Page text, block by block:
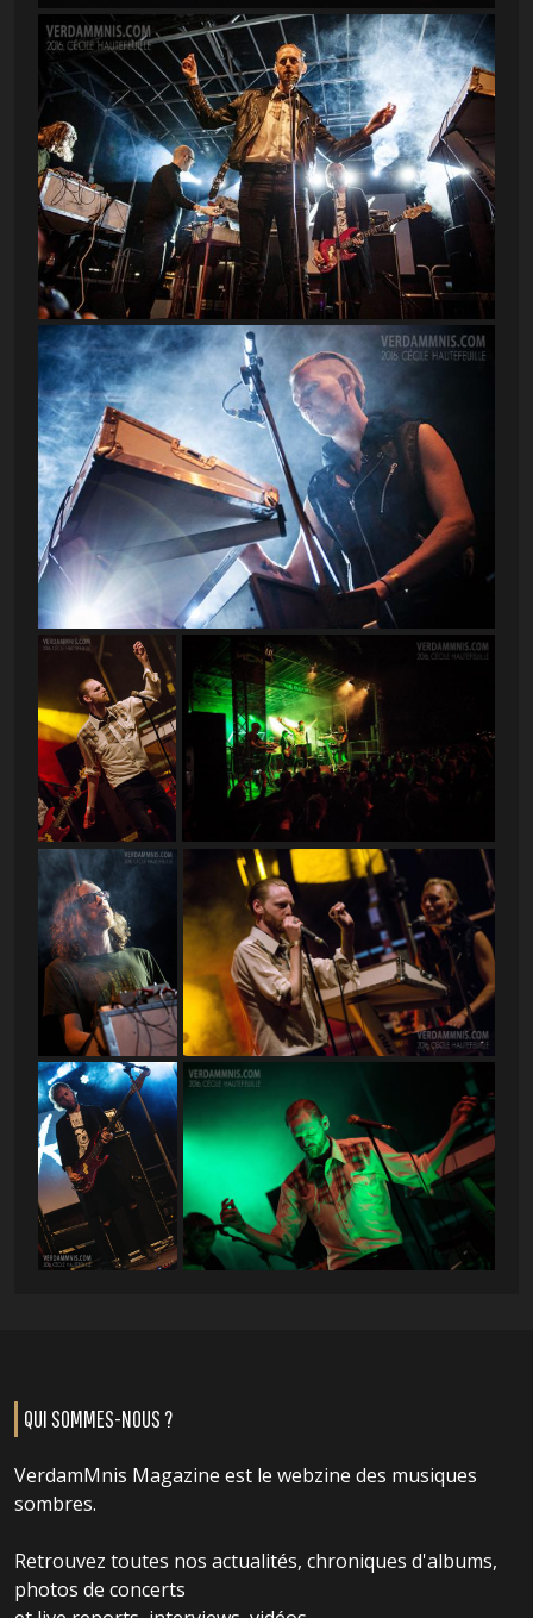
QUI SOMMES-NOUS ?
VerdamMnis Magazine est le webzine des musiques
sombres.
Retrouvez toutes nos actualités, chroniques d'albums,
photos de concerts